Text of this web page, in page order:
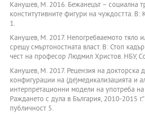
Канушев, М. 2016. Бежанецът – социална
конститутивните фигури на чуждостта.
1.
Канушев, М. 2017. Непогребваемото тяло
срещу смъртоностната власт. В: Стоп
чест на професор Людмил Христов. НБУ,
Канушев, М. 2017. Рецензия на докторска
конфигурации на (де)медикализацията и
интерпретационни модели на употреба на
Раждането с дула в България, 2010-2015
публичност 5.